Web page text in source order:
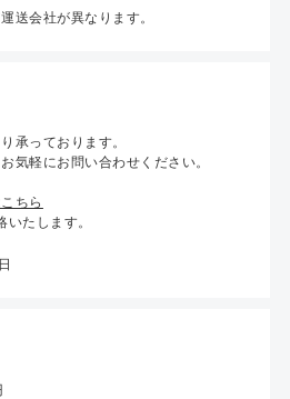
送会社が異なります。
承っております。
気軽にお問い合わせください。
ちら
たします。